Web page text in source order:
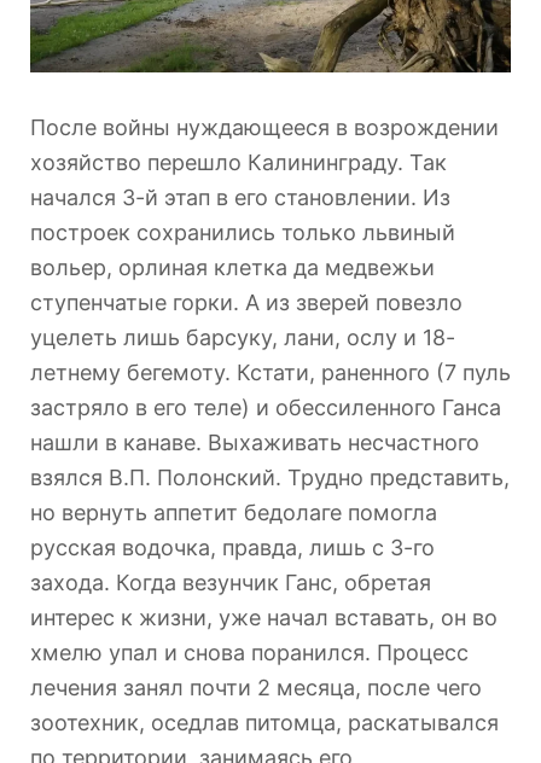
После войны нуждающееся в возрождении
хозяйство перешло Калининграду. Так
начался 3-й этап в его становлении. Из
построек сохранились только львиный
вольер, орлиная клетка да медвежьи
ступенчатые горки. А из зверей повезло
уцелеть лишь барсуку, лани, ослу и 18-
летнему бегемоту. Кстати, раненного (7 пуль
застряло в его теле) и обессиленного Ганса
нашли в канаве. Выхаживать несчастного
взялся В.П. Полонский. Трудно представить,
но вернуть аппетит бедолаге помогла
русская водочка, правда, лишь с 3-го
захода. Когда везунчик Ганс, обретая
интерес к жизни, уже начал вставать, он во
хмелю упал и снова поранился. Процесс
лечения занял почти 2 месяца, после чего
зоотехник, оседлав питомца, раскатывался
по территории, занимаясь его